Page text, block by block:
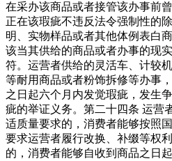
在采办该商品或者接管该办事前
正在该瑕疵不违反法令强制性的
明、实物样品或者其他体例表白
该当其供给的商品或者办事的现
符。运营者供给的灵活车、计较
等耐用商品或者粉饰拆修等办事
之日起六个月内发觉瑕疵，发生
疵的举证义务。第二十四条 运营
适质量要求的，消费者能够按照
要求运营者履行改换、补缀等权
的，消费者能够自收到商品之日